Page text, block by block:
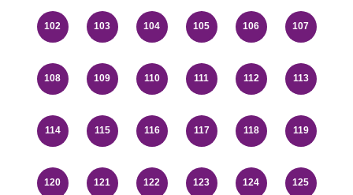
102 103 104 105 106 107
108 109 110 111 112 113
114 115 116 117 118 119
120 121 122 123 124 125